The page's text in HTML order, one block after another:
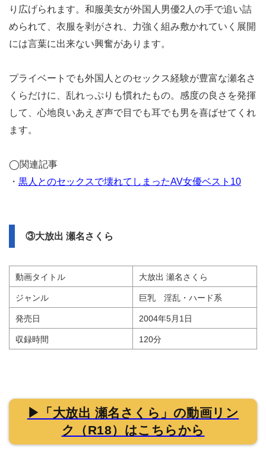
り広げられます。和服美女が外国人男優2人の手で追い詰
められて、衣服を剥がされ、力強く組み敷かれていく展開
には言葉に出来ない興奮があります。
プライベートでも外国人とのセックス経験が豊富な瀬名さ
くらだけに、乱れっぷりも慣れたもの。感度の良さを発揮
して、心地良いあえぎ声で目でも耳でも男を喜ばせてくれ
ます。
◯関連記事
・ 黒人とのセックスで壊れてしまったAV女優ベスト10
③大放出 瀬名さくら
動画タイトル 大放出 瀬名さくら
ジャンル 巨乳 淫乱・ハード系
発売日 2004年5月1日
収録時間 120分
▶「大放出 瀬名さくら」の動画リン
ク（R18）はこちらから